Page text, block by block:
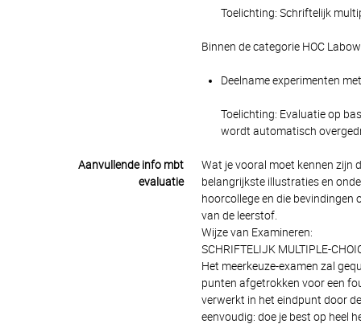
Toelichting: Schriftelijk
Binnen de categorie HOC
Deelname experimenten
Toelichting: Evaluatie op
wordt automatisch
Aanvullende info mbt
evaluatie
Wat je vooral moet kennen zijn
belangrijkste illustraties en
hoorcollege en die bevindingen
van de leerstof.
Wijze van Examineren:
SCHRIFTELIJK MULTIPLE-
Het meerkeuze-examen zal
punten afgetrokken voor een
verwerkt in het eindpunt door
eenvoudig: doe je best op heel